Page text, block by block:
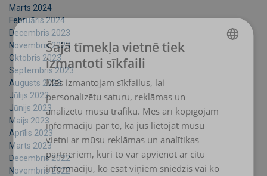
Marts 2024
Februāris 2024
Decembris 2023
Novembris 2023
Oktobris 2023
Septembris 2023
Augusts 2023
Jūlijs 2023
Jūnijs 2023
Maijs 2023
Aprīlis 2023
Marts 2023
Decembris 2022
Novembris 2022
ENGLISH TRANSLATION
Šajā tīmekļa vietnē tiek
izmantoti sīkfaili
Mēs izmantojam sīkfailus, lai
personalizētu saturu, reklāmas un
analizētu mūsu trafiku. Mēs arī kopīgojam
informāciju par to, kā jūs lietojat mūsu
vietni ar mūsu reklāmas un analītikas
partneriem, kuri to var apvienot ar citu
informāciju, ko esat viņiem sniedzis vai ko